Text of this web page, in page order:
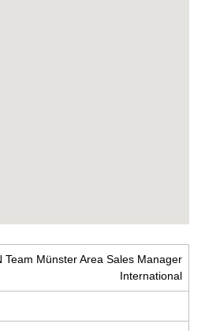
Team Münster Area Sales Manager
International